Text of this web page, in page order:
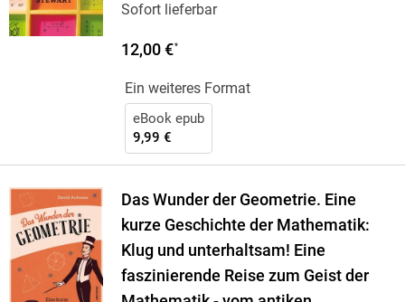
Sofort lieferbar
12,00 €*
Ein weiteres Format
eBook epub
9,99 €
Das Wunder der Geometrie. Eine
kurze Geschichte der Mathematik:
Klug und unterhaltsam! Eine
faszinierende Reise zum Geist der